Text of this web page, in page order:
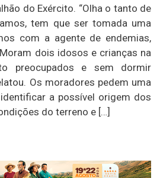
do Exército. “Olha o tanto de
tem que ser tomada uma
com a agente de endemias,
dois idosos e crianças na
preocupados e sem dormir
Os moradores pedem uma
a possível origem dos
do terreno e […]